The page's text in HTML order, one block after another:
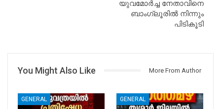
യുവമോർച്ച നേതാവിനെ
ബാംഗ്ലൂരിൽ നിന്നും
പിടികൂടി
You Might Also Like More From Author
GENERAL GENERAL